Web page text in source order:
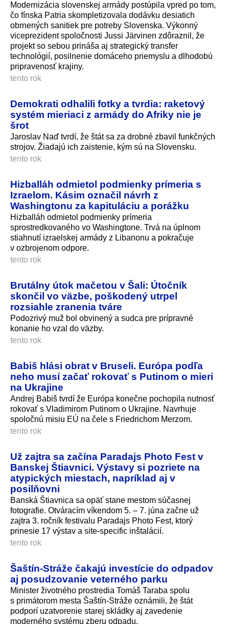
Modernizácia slovenskej armády postúpila vpred po tom,
čo fínska Patria skompletizovala dodávku desiatich
obrnených sanitiek pre potreby Slovenska. Výkonný
viceprezident spoločnosti Jussi Järvinen zdôraznil, že
projekt so sebou prináša aj strategický transfer
technológií, posilnenie domáceho priemyslu a dlhodobú
pripravenosť krajiny.
tento rok
Demokrati odhalili fotky a tvrdia: raketový
systém mieriaci z armády do Afriky nie je
šrot
Jaroslav Naď tvrdí, že štát sa za drobné zbavil funkčných
strojov. Žiadajú ich zaistenie, kým sú na Slovensku.
tento rok
Hizballáh odmietol podmienky prímeria s
Izraelom. Kásim označil návrh z
Washingtonu za kapituláciu a porážku
Hizballáh odmietol podmienky prímeria
sprostredkovaného vo Washingtone. Trvá na úplnom
stiahnutí izraelskej armády z Libanonu a pokračuje
v ozbrojenom odpore.
tento rok
Brutálny útok mačetou v Šali: Útočník
skončil vo väzbe, poškodený utrpel
rozsiahle zranenia tváre
Podozrivý muž bol obvinený a sudca pre prípravné
konanie ho vzal do väzby.
tento rok
Babiš hlási obrat v Bruseli. Európa podľa
neho musí začať rokovať s Putinom o mieri
na Ukrajine
Andrej Babiš tvrdí že Európa konečne pochopila nutnosť
rokovať s Vladimirom Putinom o Ukrajine. Navrhuje
spoločnú misiu EÚ na čele s Friedrichom Merzom.
tento rok
Už zajtra sa začína Paradajs Photo Fest v
Banskej Štiavnici. Výstavy si pozriete na
atypických miestach, napríklad aj v
posilňovni
Banská Štiavnica sa opäť stane mestom súčasnej
fotografie. Otváracím víkendom 5. – 7. júna začne už
zajtra 3. ročník festivalu Paradajs Photo Fest, ktorý
prinesie 17 výstav a site-specific inštalácií.
tento rok
Šaštín-Stráže čakajú investície do odpadov
aj posudzovanie veterného parku
Minister životného prostredia Tomáš Taraba spolu
s primátorom mesta Šaštín-Stráže oznámili, že štát
podporí uzatvorenie starej skládky aj zavedenie
moderného systému zberu odpadu.